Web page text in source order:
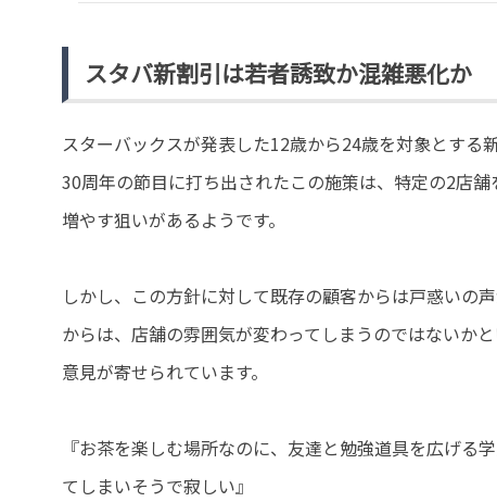
スタバ新割引は若者誘致か混雑悪化か
スターバックスが発表した12歳から24歳を対象とす
30周年の節目に打ち出されたこの施策は、特定の2店
増やす狙いがあるようです。
しかし、この方針に対して既存の顧客からは戸惑いの
からは、店舗の雰囲気が変わってしまうのではないか
意見が寄せられています。
『お茶を楽しむ場所なのに、友達と勉強道具を広げ
てしまいそうで寂しい』